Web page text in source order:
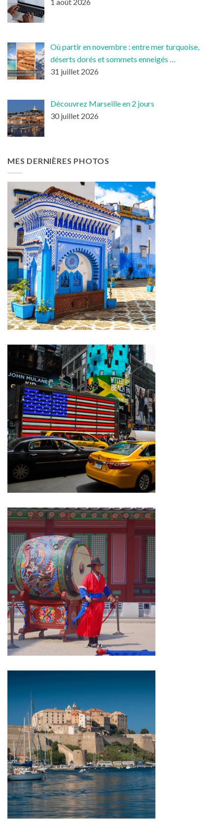
Où partir en novembre : entre mer turquoise,
déserts dorés et sommets enneigés …
31 juillet 2026
Découvrez Marseille en 2 jours
30 juillet 2026
MES DERNIÈRES PHOTOS